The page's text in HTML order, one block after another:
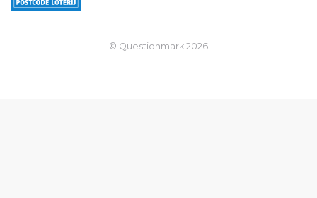
© Questionmark 2026